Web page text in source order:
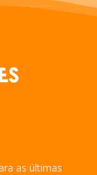
as últimas